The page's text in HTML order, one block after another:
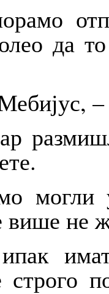
да
могли
више не
строго